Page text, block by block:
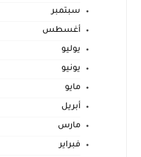
سبتمبر
أغسطس
يوليو
يونيو
مايو
أبريل
مارس
فبراير